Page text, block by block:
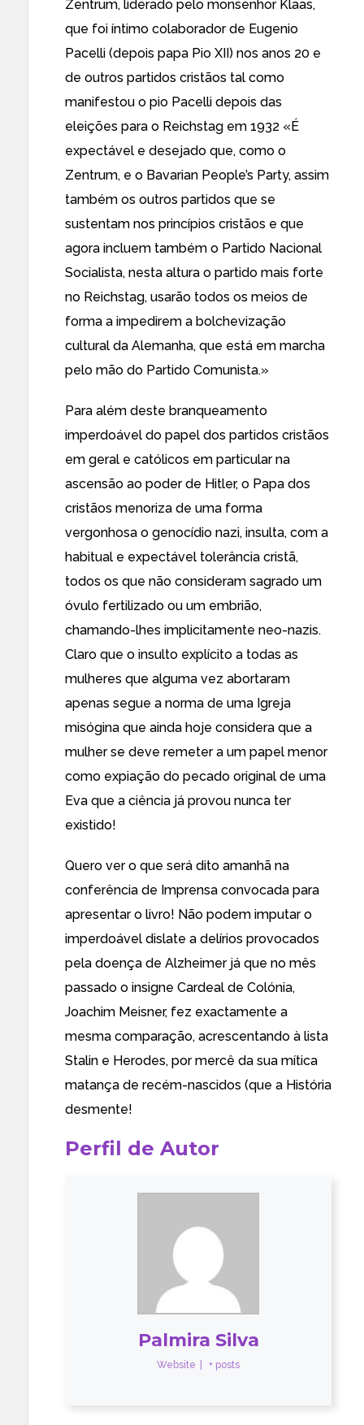
Zentrum, liderado pelo monsenhor Klaas,
que foi íntimo colaborador de Eugenio
Pacelli (depois papa Pio XII) nos anos 20 e
de outros partidos cristãos tal como
manifestou o pio Pacelli depois das
eleições para o Reichstag em 1932 «É
expectável e desejado que, como o
Zentrum, e o Bavarian People’s Party, assim
também os outros partidos que se
sustentam nos princípios cristãos e que
agora incluem também o Partido Nacional
Socialista, nesta altura o partido mais forte
no Reichstag, usarão todos os meios de
forma a impedirem a bolchevização
cultural da Alemanha, que está em marcha
pelo mão do Partido Comunista.»
Para além deste branqueamento
imperdoável do papel dos partidos cristãos
em geral e católicos em particular na
ascensão ao poder de Hitler, o Papa dos
cristãos menoriza de uma forma
vergonhosa o genocídio nazi, insulta, com a
habitual e expectável tolerância cristã,
todos os que não consideram sagrado um
óvulo fertilizado ou um embrião,
chamando-lhes implicitamente neo-nazis.
Claro que o insulto explícito a todas as
mulheres que alguma vez abortaram
apenas segue a norma de uma Igreja
misógina que ainda hoje considera que a
mulher se deve remeter a um papel menor
como expiação do pecado original de uma
Eva que a ciência já provou nunca ter
existido!
Quero ver o que será dito amanhã na
conferência de Imprensa convocada para
apresentar o livro! Não podem imputar o
imperdoável dislate a delírios provocados
pela doença de Alzheimer já que no mês
passado o insigne Cardeal de Colónia,
Joachim Meisner, fez exactamente a
mesma comparação, acrescentando à lista
Stalin e Herodes, por mercê da sua mítica
matança de recém-nascidos (que a História
desmente!
Perfil de Autor
Palmira Silva
Website + posts